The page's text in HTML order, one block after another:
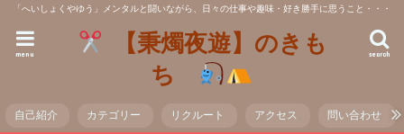
「へいしょくやゆう」メンタルと闘いながら、日々の仕事や趣味・好き勝手に思うこと・・・
【秉燭夜遊】のきも
ち
search
menu
自己紹介 カテゴリー リクルート アクセス 問い合わせ